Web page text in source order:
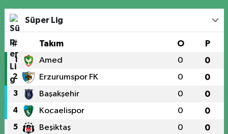
Süper Lig
# Takım O P
1 Amed 0 0
2 Erzurumspor FK 0 0
3 Başakşehir 0 0
4 Kocaelispor 0 0
5 Beşiktaş 0 0